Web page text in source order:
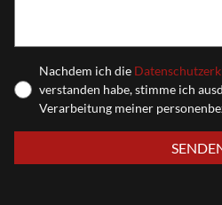
Nachdem ich die
verstanden habe, stimme ich
Verarbeitung meiner